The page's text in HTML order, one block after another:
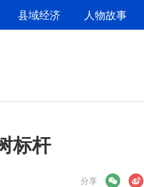
县域经济 人物故事
标杆
分享
微博